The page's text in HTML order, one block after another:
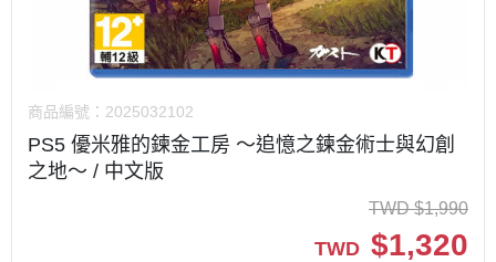
商品編號： 2025032102
PS5 優米雅的鍊金工房 ～追憶之鍊金術士與幻創
之地～ / 中文版
TWD $1,990
TWD $1,320